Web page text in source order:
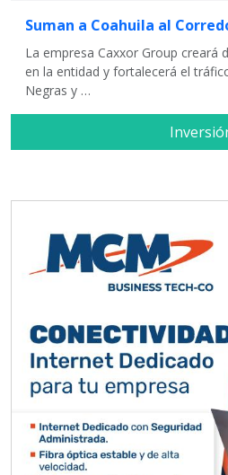
Suman a Coahuila al
La empresa Caxxor Group creará
en la entidad y fortalecerá el
Negras y …